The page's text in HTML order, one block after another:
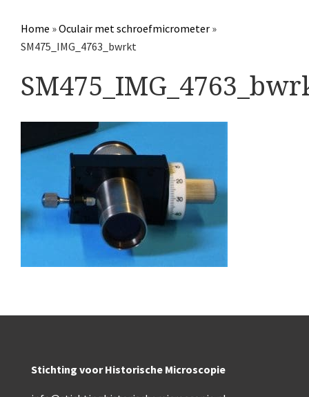
Overige optische instrumenten
Elektrische meetapparatuur
Boeken
Divers
Makers
Images
Culpeper (ca. 1735)
Cuff (ca. 1745)
volgens Culpeper (1750-
Long, Gould type (1821-1850)
Nachet, ‘grand modèle’ (1856-1862)
Home »Oculair met schroefmicrometer »
SM475_IMG_4763_bwrkt
Stichting voor Historische Microscopie